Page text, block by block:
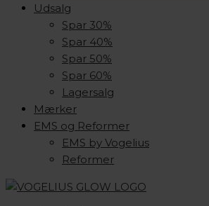
Udsalg
Spar 30%
Spar 40%
Spar 50%
Spar 60%
Lagersalg
Mærker
EMS og Reformer
EMS by Vogelius
Reformer